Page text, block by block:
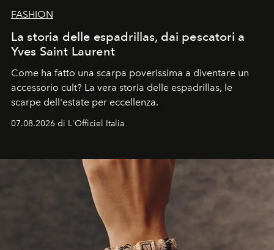
FASHION
La storia delle espadrillas, dai pescatori a
Yves Saint Laurent
Come ha fatto una scarpa poverissima a diventare un
accessorio cult? La vera storia delle espadrillas, le
scarpe dell'estate per eccellenza.
07.08.2026 di L'Officiel Italia